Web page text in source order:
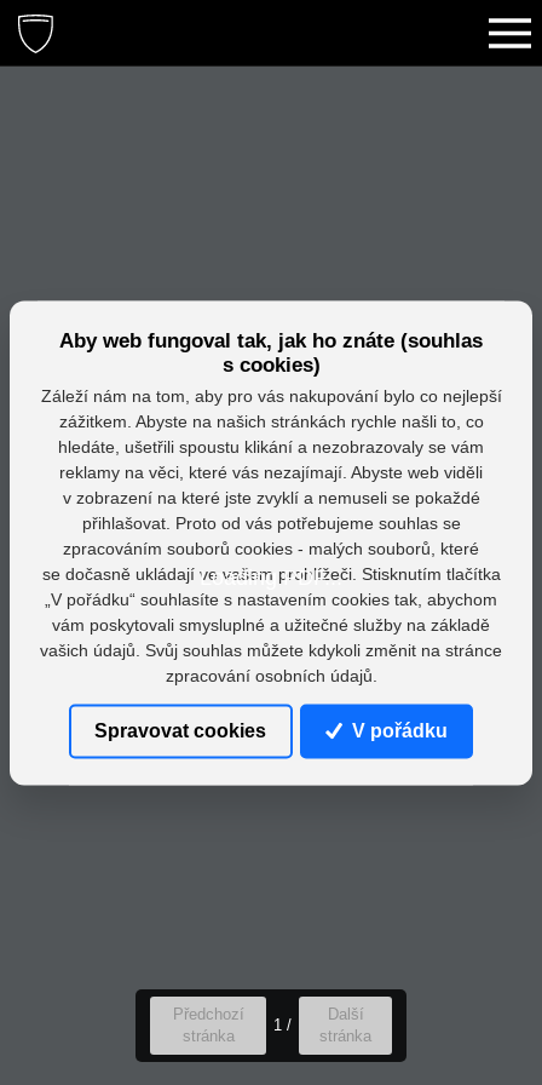
Loading PDF...
Předchozí
stránka
1 /
Další
stránka
Aby web fungoval tak, jak ho znáte (souhlas
s cookies)
Záleží nám na tom, aby pro vás nakupování bylo co nejlepší
zážitkem. Abyste na našich stránkách rychle našli to, co
hledáte, ušetřili spoustu klikání a nezobrazovaly se vám
reklamy na věci, které vás nezajímají. Abyste web viděli
v zobrazení na které jste zvyklí a nemuseli se pokaždé
přihlašovat. Proto od vás potřebujeme souhlas se
zpracováním souborů cookies - malých souborů, které
se dočasně ukládají ve vašem prohlížeči. Stisknutím tlačítka
„V pořádku“ souhlasíte s nastavením cookies tak, abychom
vám poskytovali smysluplné a užitečné služby na základě
vašich údajů. Svůj souhlas můžete kdykoli změnit na stránce
zpracování osobních údajů.
Spravovat cookies V pořádku